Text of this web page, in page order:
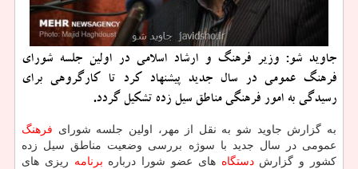
جاوید شو: وزیر فرهنگ و ارشاد اسلامی در اولین جلسه شورای
فرهنگ عمومی در سال جدید پیشنهاد كرد تا كارگروهی برای
رسیدگی به امور فرهنگی مناطق سیل زده تشكیل گردد.
به گزارش جاوید شو به نقل از مهر، اولین جلسه شورای فرهنگ
عمومی در سال جدید با سوژه بررسی وضعیت مناطق سیل زده
كشور و گزارشدستگاه های عضو شورا درباره برنامه ریزی های